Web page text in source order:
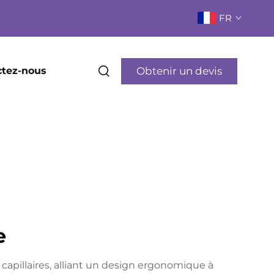
FR
nous Obtenir un devis
alliant un design ergonomique à